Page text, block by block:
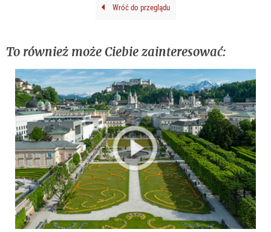
Wróć do przeglądu
To również może Ciebie zainteresować: